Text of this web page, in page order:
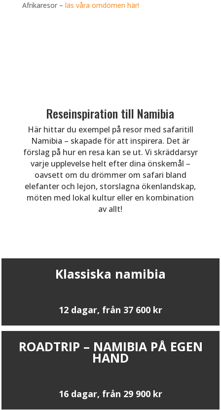
Afrikaresor – läs våra omdömen här!
Reseinspiration till Namibia
Här hittar du exempel på resor med safaritill
Namibia – skapade för att inspirera. Det är
förslag på hur en resa kan se ut. Vi skräddarsyr
varje upplevelse helt efter dina önskemål –
oavsett om du drömmer om safari bland
elefanter och lejon, storslagna ökenlandskap,
möten med lokal kultur eller en kombination
av allt!
Klassiska namibia
12 dagar, från 37 600 kr
ROADTRIP – NAMIBIA PÅ EGEN
HAND
16 dagar, från 29 900 kr